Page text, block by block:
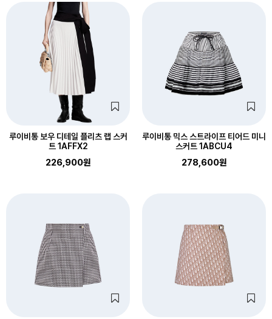
루이비통 보우 디테일 플리츠 랩 스커
트 1AFFX2
226,900원
루이비통 믹스 스트라이프 티어드 미니
스커트 1ABCU4
278,600원